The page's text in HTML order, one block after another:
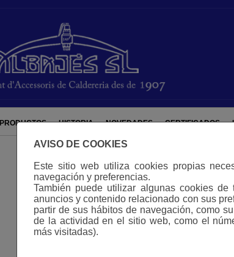
AVISO DE COOKIES
Este sitio web utiliza cookies propias
navegación y preferencias.
También puede utilizar algunas cookies
anuncios y contenido relacionado con sus
partir de sus hábitos de navegación, como
de la actividad en el sitio web, como el
más visitadas).
PRODUCTOS HISTORIA NOVEDADES CERTIFICADOS